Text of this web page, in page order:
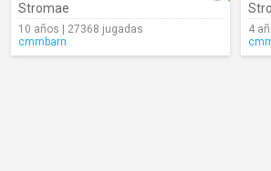
Stromae
10 años | 27368 jugadas
cmmbarn
4